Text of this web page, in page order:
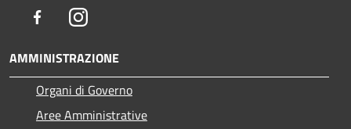
FacebookInstagram
AMMINISTRAZIONE
Organi di Governo
Aree Amministrative